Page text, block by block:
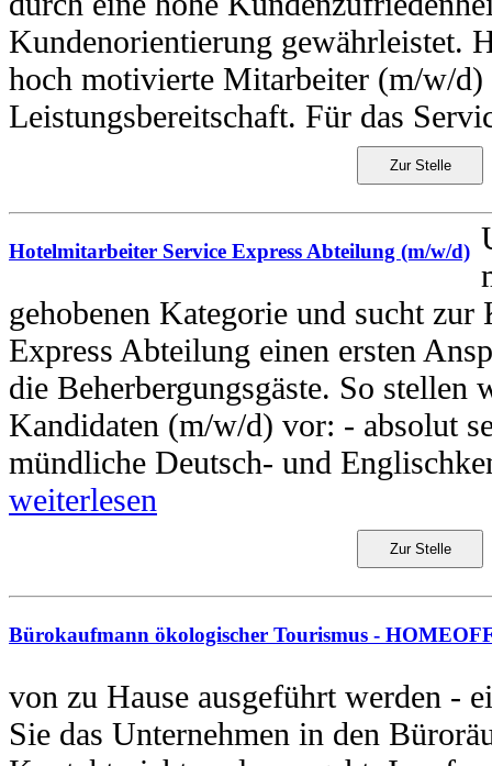
Kundenorientierung gewährleistet.
hoch motivierte Mitarbeiter (m/w/d)
Leistungsbereitschaft. Für das
Zur Stelle
Hotelmitarbeiter Service Express Abteilung (m/w/d)
gehobenen Kategorie und sucht
Express Abteilung einen ersten
die Beherbergungsgäste. So stellen
Kandidaten (m/w/d) vor: - absolut
mündliche Deutsch- und
weiterlesen
Zur Stelle
Bürokaufmann ökologischer Tourismus -
von zu Hause ausgeführt werden -
Sie das Unternehmen in den